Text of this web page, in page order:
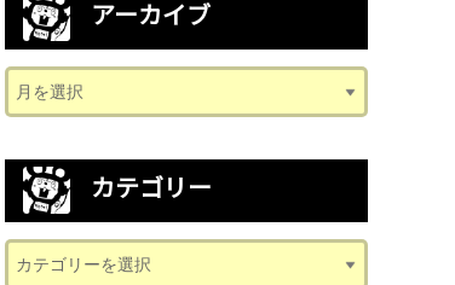
アーカイブ
カテゴリー